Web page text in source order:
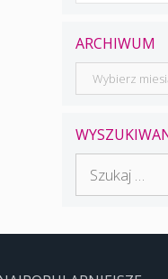
ARCHIWUM
Archiwum